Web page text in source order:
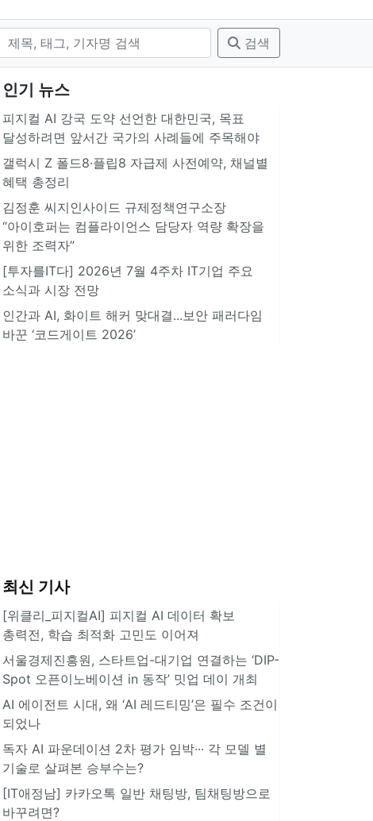
검색
인기 뉴스
피지컬 AI 강국 도약 선언한 대한민국, 목표
달성하려면 앞서간 국가의 사례들에 주목해야
갤럭시 Z 폴드8·플립8 자급제 사전예약, 채널별
혜택 총정리
김정훈 씨지인사이드 규제정책연구소장
“아이호퍼는 컴플라이언스 담당자 역량 확장을
위한 조력자”
[투자를IT다] 2026년 7월 4주차 IT기업 주요
소식과 시장 전망
인간과 AI, 화이트 해커 맞대결...보안 패러다임
바꾼 ‘코드게이트 2026’
최신 기사
[위클리_피지컬AI] 피지컬 AI 데이터 확보
총력전, 학습 최적화 고민도 이어져
서울경제진흥원, 스타트업-대기업 연결하는 ‘DIP-
Spot 오픈이노베이션 in 동작’ 밋업 데이 개최
AI 에이전트 시대, 왜 ‘AI 레드티밍’은 필수 조건이
되었나
독자 AI 파운데이션 2차 평가 임박··· 각 모델 별
기술로 살펴본 승부수는?
[IT애정남] 카카오톡 일반 채팅방, 팀채팅방으로
바꾸려면?